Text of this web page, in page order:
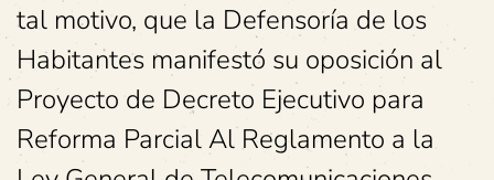
tal motivo, que la Defensoría de los
Habitantes manifestó su oposición al
Proyecto de Decreto Ejecutivo para
Reforma Parcial Al Reglamento a la